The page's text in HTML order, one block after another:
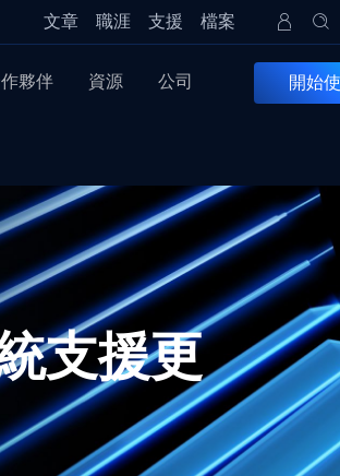
文章 職涯 支援 檔案
夥伴 資源 公司 開始
支援更